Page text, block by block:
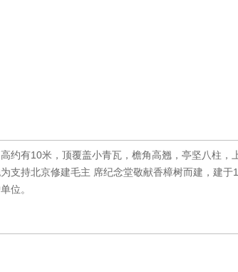
约有10米，顶覆盖小青瓦，檐角高翘，亭坚八柱，
支持北京修建毛主 席纪念堂敬献香樟树而建，建于
位。